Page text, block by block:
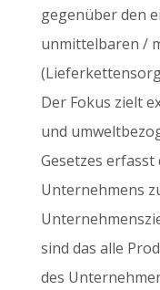
gegenüber den
unmittelbaren /
Der Fokus zielt
und
Gesetzes
Unternehmens
sind das alle
des